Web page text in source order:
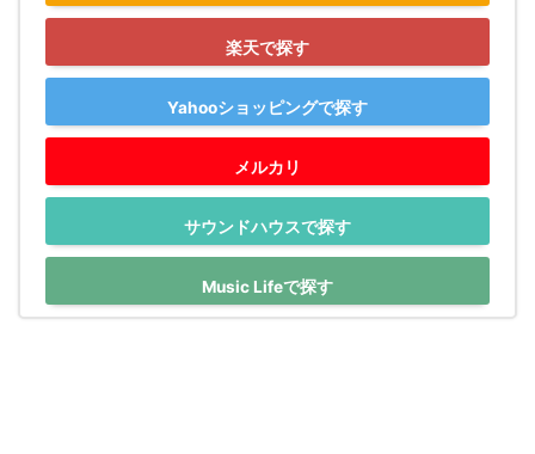
楽天で探す
Yahooショッピングで探す
メルカリ
サウンドハウスで探す
Music Lifeで探す